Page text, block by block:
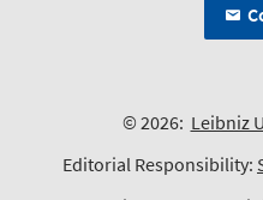
© 2026: Leibniz
Editorial Responsibility: